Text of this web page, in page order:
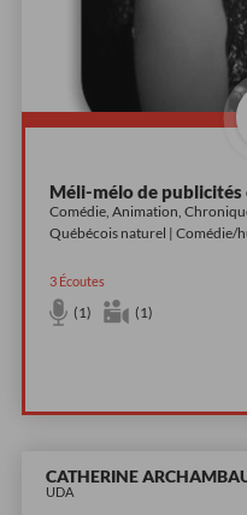
Méli-mélo de
Comédie, Animation,
Québécois naturel | Comédie/
3Écoutes
(1) (1)
CATHERINE
UDA